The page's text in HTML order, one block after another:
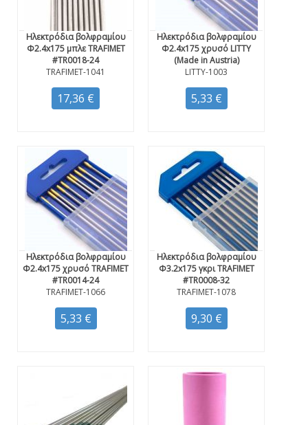
Ηλεκτρόδια βολφραμίου
Φ2.4x175 μπλε TRAFIMET
#TR0018-24
TRAFIMET-1041
17,36 €
Ηλεκτρόδια βολφραμίου
Φ2.4x175 χρυσό LITTY
(Made in Austria)
LITTY-1003
5,33 €
Ηλεκτρόδια βολφραμίου
Φ2.4x175 χρυσό TRAFIMET
#TR0014-24
TRAFIMET-1066
5,33 €
Ηλεκτρόδια βολφραμίου
Φ3.2x175 γκρι TRAFIMET
#TR0008-32
TRAFIMET-1078
9,30 €